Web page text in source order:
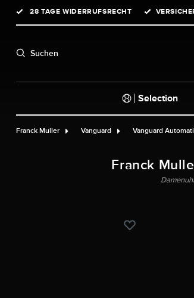
Zur Hauptnavigation springen
28 TAGE WIDERRUFSRECHT
Suchen
Selection
Franck Muller Vanguard Vanguard
Franck